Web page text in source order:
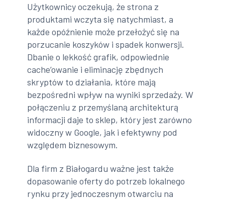
Użytkownicy oczekują, że strona z
produktami wczyta się natychmiast, a
każde opóźnienie może przełożyć się na
porzucanie koszyków i spadek konwersji.
Dbanie o lekkość grafik, odpowiednie
cache’owanie i eliminację zbędnych
skryptów to działania, które mają
bezpośredni wpływ na wyniki sprzedaży. W
połączeniu z przemyślaną architekturą
informacji daje to sklep, który jest zarówno
widoczny w Google, jak i efektywny pod
względem biznesowym.
Dla firm z Białogardu ważne jest także
dopasowanie oferty do potrzeb lokalnego
rynku przy jednoczesnym otwarciu na